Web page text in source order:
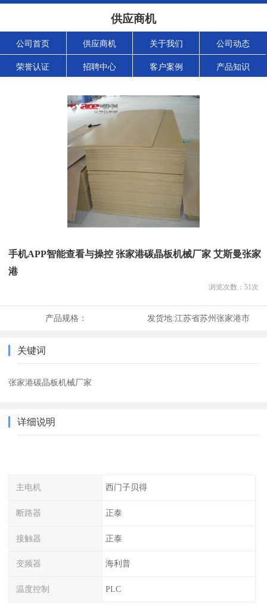
供应商机
公司首页 供应商机 关于我们 公司动态
荣誉认证 招聘中心 客户案例 产品知识
手机APP智能查看与操控 张家港碳晶板机械厂家 艾斯曼张家
港
浏览次数： 51次
产品规格： 发货地:江苏省苏州张家港市
关键词
张家港碳晶板机械厂家
详细说明
主电机 西门子贝得
断路器 正泰
接触器 正泰
变频器 海利普
温度控制 PLC